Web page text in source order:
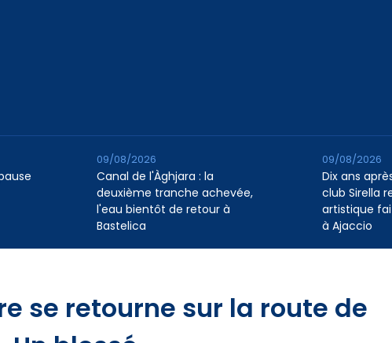
Canal de l'Àghjara : la
deuxième tranche achevée,
l'eau bientôt de retour à
Bastelica
09/08/2026
Dix ans
club Sirella
artistique
à Ajaccio
09/08/2026
se retourne sur la route de